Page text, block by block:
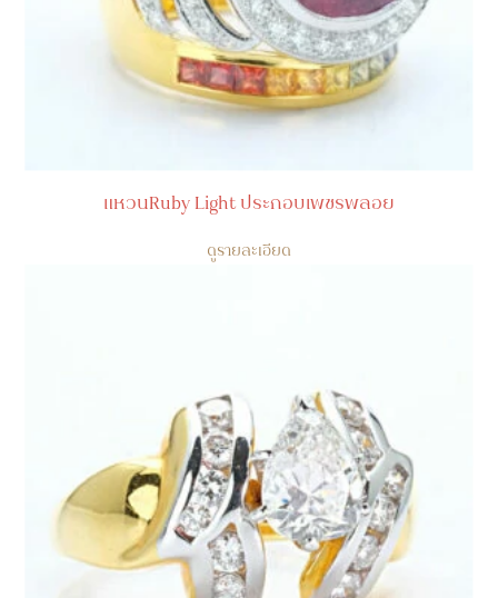
แหวนRuby Light ประกอบเพชรพลอย
ดูรายละเอียด